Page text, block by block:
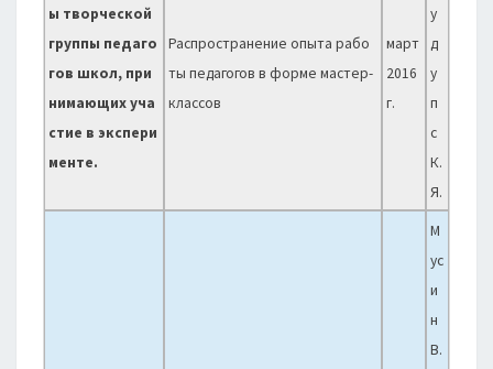
ы творческой
группы педаго
гов школ, при
нимающих уча
стие в экспери
менте.
Распространение опыта рабо
ты педагогов в форме мастер-
классов
март
2016
г.
у
д
у
п
с
К.
Я.
М
ус
и
н
В.